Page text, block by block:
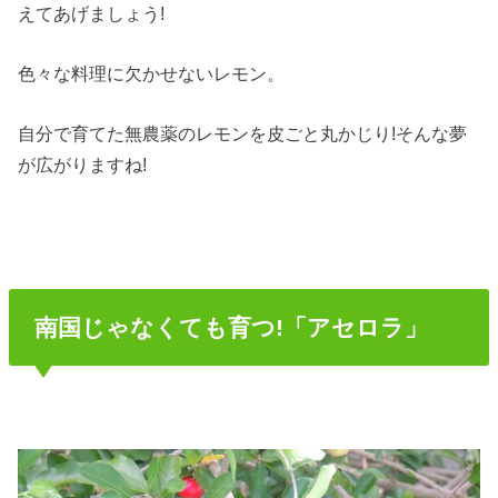
えてあげましょう!
色々な料理に欠かせないレモン。
自分で育てた無農薬のレモンを皮ごと丸かじり!そんな夢
が広がりますね!
南国じゃなくても育つ!「アセロラ」